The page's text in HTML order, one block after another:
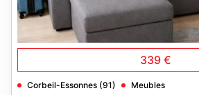
339 €
Corbeil-Essonnes (91) Meubles